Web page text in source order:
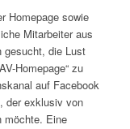
Homepage sowie
Mitarbeiter aus
gesucht, die Lust
Homepage“ zu
auf Facebook
der exklusiv von
möchte. Eine